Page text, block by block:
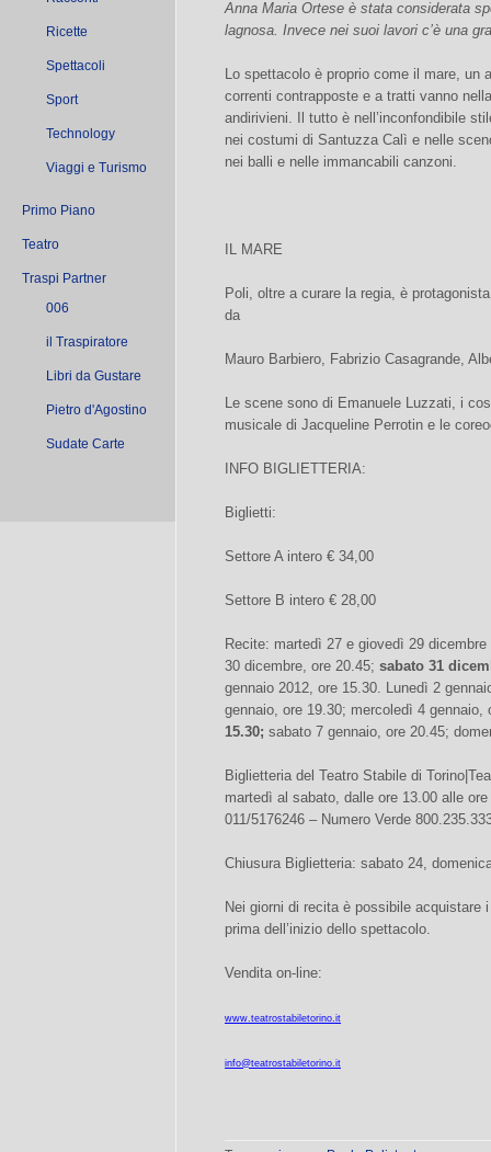
Ricette
Spettacoli
Sport
Technology
Viaggi e Turismo
Primo Piano
Teatro
Traspi Partner
006
il Traspiratore
Libri da Gustare
Pietro d'Agostino
Sudate Carte
Anna Maria Ortese è stata considerata
lagnosa. Invece nei suoi lavori c’è una
Lo spettacolo è proprio come il mare, un
correnti contrapposte e a tratti vanno
andirivieni. Il tutto è nell’inconfondibile
nei costumi di Santuzza Calì e nelle
nei balli e nelle immancabili canzoni.
IL MARE
Poli, oltre a curare la regia, è
da
Mauro Barbiero, Fabrizio Casagrande,
Le scene sono di Emanuele Luzzati, i
musicale di Jacqueline Perrotin e le
INFO BIGLIETTERIA:
Biglietti:
Settore A intero € 34,00
Settore B intero € 28,00
Recite: martedì 27 e giovedì 29
30 dicembre, ore 20.45; sabato 31
gennaio 2012, ore 15.30. Lunedì 2
gennaio, ore 19.30; mercoledì 4 gennaio,
15.30; sabato 7 gennaio, ore 20.45;
Biglietteria del Teatro Stabile di
martedì al sabato, dalle ore 13.00 alle
011/5176246 – Numero Verde
Chiusura Biglietteria: sabato 24,
Nei giorni di recita è possibile acquistare
prima dell’inizio dello spettacolo.
Vendita on-line:
www.teatrostabiletorino.it
info@teatrostabiletorino.it